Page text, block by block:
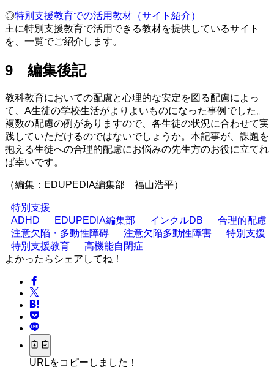
◎特別支援教育での活用教材（サイト紹介）
主に特別支援教育で活用できる教材を提供しているサイト
を、一覧でご紹介します。
9 編集後記
教科教育においての配慮と心理的な安定を図る配慮によっ
て、A生徒の学校生活がよりよいものになった事例でした。
複数の配慮の例がありますので、各生徒の状況に合わせて実
践していただけるのではないでしょうか。本記事が、課題を
抱える生徒への合理的配慮にお悩みの先生方のお役に立てれ
ば幸いです。
（編集：EDUPEDIA編集部 福山浩平）
特別支援
ADHD
EDUPEDIA編集部 インクルDB
合理的配慮
注意欠陥・多動性障碍
注意欠陥多動性障害
特別支援
特別支援教育
高機能自閉症
よかったらシェアしてね！
URLをコピーしました！